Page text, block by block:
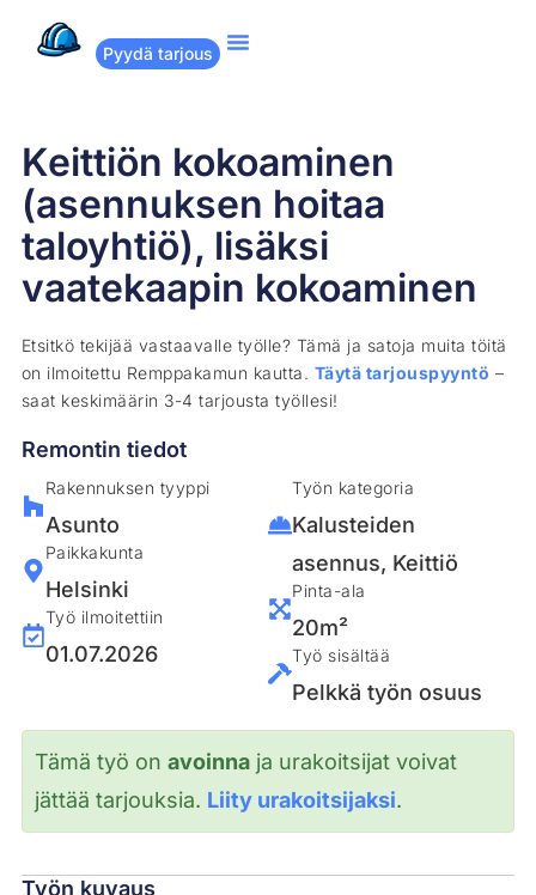
Pyydä tarjous
Keittiön kokoaminen
(asennuksen hoitaa
taloyhtiö), lisäksi
vaatekaapin kokoaminen
Etsitkö tekijää vastaavalle työlle? Tämä ja satoja muita töitä
on ilmoitettu Remppakamun kautta. Täytä tarjouspyyntö –
saat keskimäärin 3-4 tarjousta työllesi!
Remontin tiedot
Rakennuksen tyyppi
Asunto
Paikkakunta
Helsinki
Työ ilmoitettiin
01.07.2026
Työn kategoria
Kalusteiden
asennus, Keittiö
Pinta-ala
20m²
Työ sisältää
Pelkkä työn osuus
Tämä työ on avoinnaja urakoitsijat voivat
jättää tarjouksia. Liity urakoitsijaksi.
Työn kuvaus